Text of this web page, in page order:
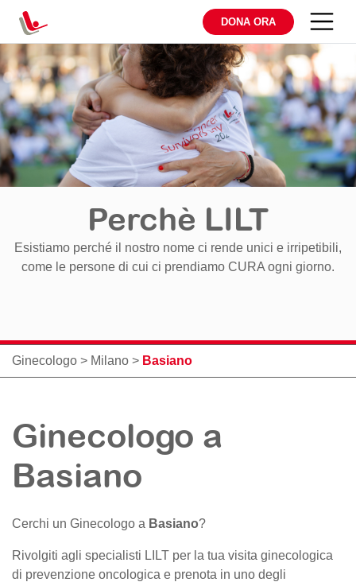
DONA ORA
Perchè LILT
Esistiamo perché il nostro nome ci rende unici e irripetibili,
come le persone di cui ci prendiamo CURA ogni giorno.
Ginecologo > Milano > Basiano
Ginecologo a
Basiano
Cerchi un Ginecologo a Basiano?
Rivolgiti agli specialisti LILT per la tua visita ginecologica
di prevenzione oncologica e prenota in uno degli